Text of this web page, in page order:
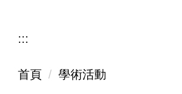
:::
首頁 學術活動